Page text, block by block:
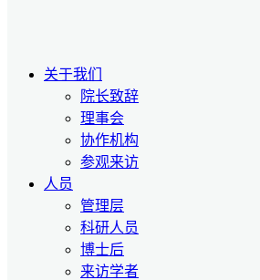
关于我们
院长致辞
理事会
协作机构
参观来访
人员
管理层
科研人员
博士后
来访学者